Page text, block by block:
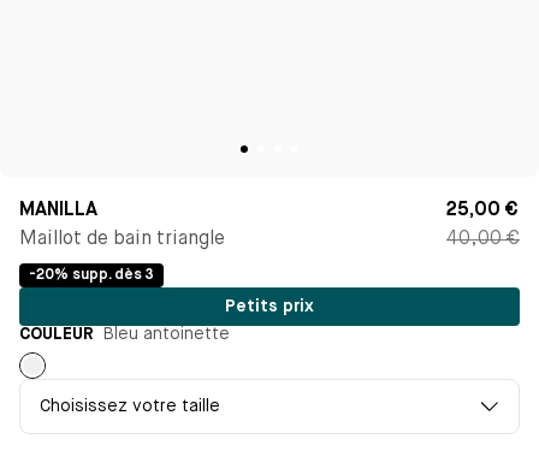
MANILLA
Maillot de bain triangle
25,00 €
40,00 €
-20% supp. dès 3
Petits prix
COULEUR
Bleu antoinette
Bleu
antoinette
Choisissez votre taille